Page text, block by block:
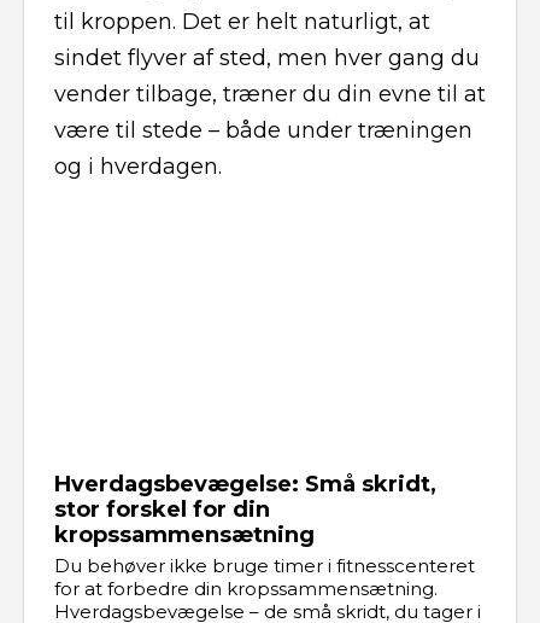
til kroppen. Det er helt naturligt, at
sindet flyver af sted, men hver gang du
vender tilbage, træner du din evne til at
være til stede – både under træningen
og i hverdagen.
Hverdagsbevægelse: Små skridt,
stor forskel for din
kropssammensætning
Du behøver ikke bruge timer i fitnesscenteret
for at forbedre din kropssammensætning.
Hverdagsbevægelse – de små skridt, du tager i